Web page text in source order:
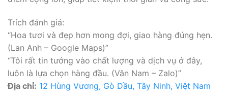
Trích đánh giá:
“Hoa tươi và đẹp hơn mong đợi, giao hàng đúng hẹn.
(Lan Anh – Google Maps)”
“Tôi rất tin tưởng vào chất lượng và dịch vụ ở đây,
luôn là lựa chọn hàng đầu. (Văn Nam – Zalo)”
Địa chỉ: 12 Hùng Vương, Gò Dầu, Tây Ninh, Việt Nam